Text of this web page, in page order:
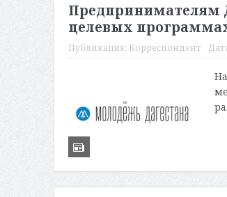
Предпринимателям
целевых
Публикация: Корреспондент